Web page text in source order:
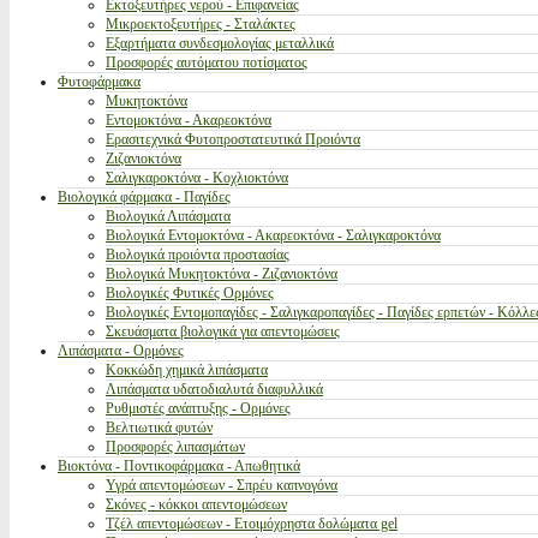
Εκτοξευτήρες νερού - Επιφανείας
Μικροεκτοξευτήρες - Σταλάκτες
Εξαρτήματα συνδεσμολογίας μεταλλικά
Προσφορές αυτόματου ποτίσματος
Φυτοφάρμακα
Μυκητοκτόνα
Εντομοκτόνα - Ακαρεοκτόνα
Ερασιτεχνικά Φυτοπροστατευτικά Προιόντα
Ζιζανιοκτόνα
Σαλιγκαροκτόνα - Κοχλιοκτόνα
Βιολογικά φάρμακα - Παγίδες
Βιολογικά Λιπάσματα
Βιολογικά Εντομοκτόνα - Ακαρεοκτόνα - Σαλιγκαροκτόνα
Βιολογικά προιόντα προστασίας
Βιολογικά Μυκητοκτόνα - Ζιζανιοκτόνα
Βιολογικές Φυτικές Ορμόνες
Βιολογικές Εντομοπαγίδες - Σαλιγκαροπαγίδες - Παγίδες ερπετών -
Σκευάσματα βιολογικά για απεντομώσεις
Λιπάσματα - Ορμόνες
Κοκκώδη χημικά λιπάσματα
Λιπάσματα υδατοδιαλυτά διαφυλλικά
Ρυθμιστές ανάπτυξης - Ορμόνες
Βελτιωτικά φυτών
Προσφορές λιπασμάτων
Βιοκτόνα - Ποντικοφάρμακα - Απωθητικά
Υγρά απεντομώσεων - Σπρέυ καπνογόνα
Σκόνες - κόκκοι απεντομώσεων
Τζέλ απεντομώσεων - Ετοιμόχρηστα δολώματα gel